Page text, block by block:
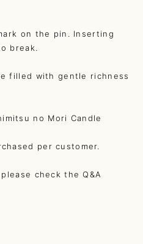
on the pin. Inserting
break.
filled with gentle richness
no Mori Candle
per customer.
check the Q&A